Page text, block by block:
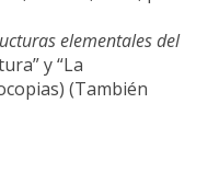
elementales del
y “La
(También